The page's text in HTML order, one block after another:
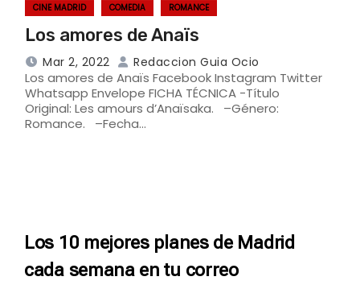
CINE MADRID COMEDIA ROMANCE
Los amores de Anaïs
Mar 2, 2022 Redaccion Guia Ocio
Los amores de Anaïs Facebook Instagram Twitter
Whatsapp Envelope FICHA TÉCNICA -Título
Original: Les amours d’Anaïsaka. –Género:
Romance. –Fecha…
Los 10 mejores planes de Madrid
cada semana en tu correo